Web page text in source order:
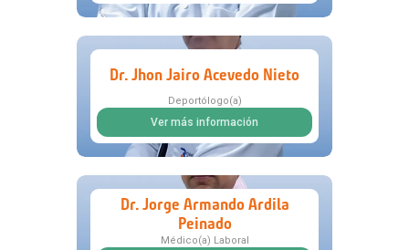
Dr. Jhon Jairo Acevedo Nieto
Deportólogo(a)
Ver más información
Dr. Jorge Armando Ardila
Peinado
Médico(a) Laboral